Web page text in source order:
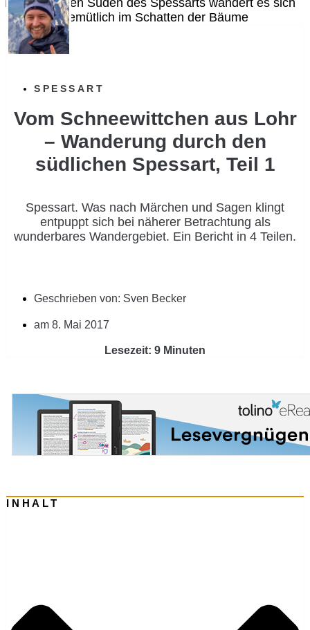
SPESSART
Vom Schneewittchen aus Lohr
– Wanderung durch den
südlichen Spessart, Teil 1
Spessart. Was nach Märchen und Sagen klingt
entpuppt sich bei näherer Betrachtung als
wunderbares Wandergebiet. Ein Bericht in 4 Teilen.
Geschrieben von: Sven Becker
am 8. Mai 2017
Lesezeit: 9 Minuten
INHALT